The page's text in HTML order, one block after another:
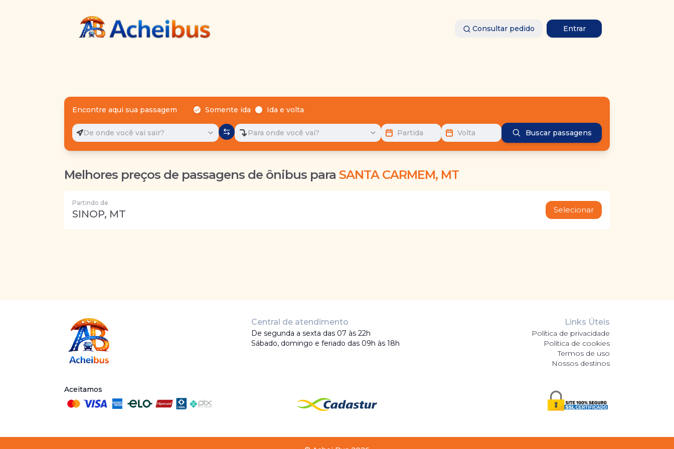
Consultar pedido Entrar
Encontre aqui sua passagem Somente ida Ida e volta
De onde você vai sair? Para onde você vai? Partida Volta Buscar passagens
Melhores preços de passagens de ônibus para SANTA CARMEM, MT
Partindo de
SINOP, MT Selecionar
Central de atendimento
De segunda a sexta das 07 às 22h
Sábado, domingo e feriado das 09h às 18h
Links Úteis
Política de privacidade
Política de cookies
Termos de uso
Nossos destinos
Aceitamos